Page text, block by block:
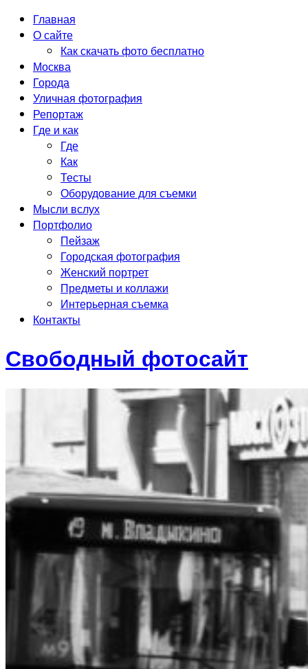
Главная
О сайте
Как скачать фото бесплатно
Москва
Города
Уличная фотография
Репортаж
Где и как
Где
Как
Тесты
Оборудование для съемки
Мысли вслух
Портфолио
Пейзаж
Городская фотография
Женский портрет
Предметы и коллажи
Интерьерная съемка
Контакты
Свободный фотосайт